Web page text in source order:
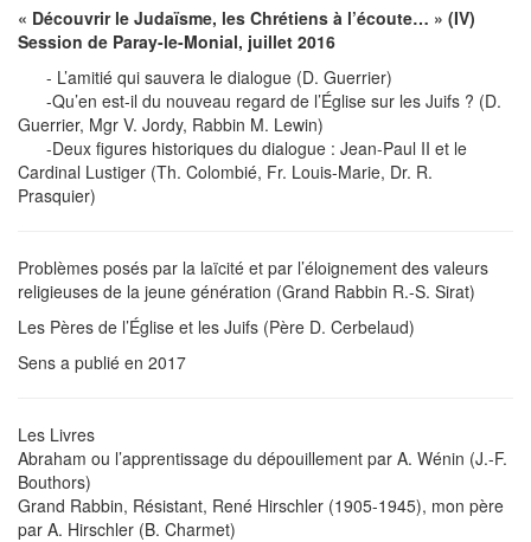
« Découvrir le Judaïsme, les Chrétiens à l’écoute… » (IV)
Session de Paray-le-Monial, juillet 2016
- L’amitié qui sauvera le dialogue (D. Guerrier)
-Qu’en est-il du nouveau regard de l’Église sur les Juifs ? (D.
Guerrier, Mgr V. Jordy, Rabbin M. Lewin)
-Deux figures historiques du dialogue : Jean-Paul II et le
Cardinal Lustiger (Th. Colombié, Fr. Louis-Marie, Dr. R.
Prasquier)
Problèmes posés par la laïcité et par l’éloignement des valeurs
religieuses de la jeune génération (Grand Rabbin R.-S. Sirat)
Les Pères de l’Église et les Juifs (Père D. Cerbelaud)
Sens a publié en 2017
Les Livres
Abraham ou l’apprentissage du dépouillement par A. Wénin (J.-F.
Bouthors)
Grand Rabbin, Résistant, René Hirschler (1905-1945), mon père
par A. Hirschler (B. Charmet)